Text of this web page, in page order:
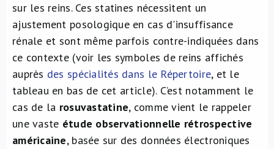
sur les reins. Ces statines nécessitent un
ajustement posologique en cas d'insuffisance
rénale et sont même parfois contre-indiquées dans
ce contexte (voir les symboles de reins affichés
auprès des spécialités dans le Répertoire, et le
tableau en bas de cet article). C’est notamment le
cas de la rosuvastatine, comme vient le rappeler
une vaste étude observationnelle rétrospective
américaine, basée sur des données électroniques